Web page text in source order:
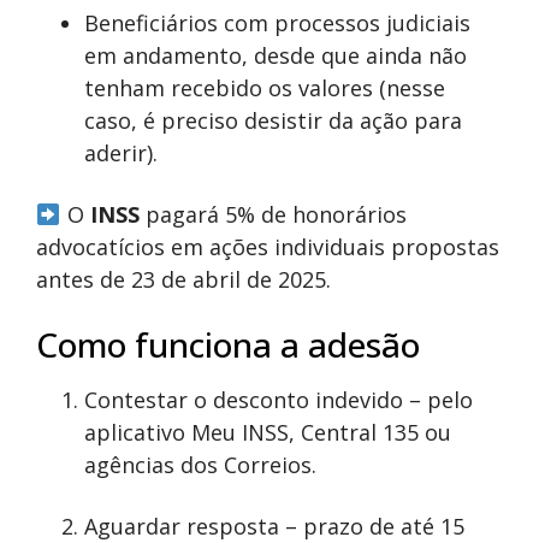
Beneficiários com processos judiciais
em andamento, desde que ainda não
tenham recebido os valores (nesse
caso, é preciso desistir da ação para
aderir).
O INSSpagará 5% de honorários
advocatícios em ações individuais propostas
antes de 23 de abril de 2025.
Como funciona a adesão
Contestar o desconto indevido – pelo
aplicativo Meu INSS, Central 135 ou
agências dos Correios.
Aguardar resposta – prazo de até 15